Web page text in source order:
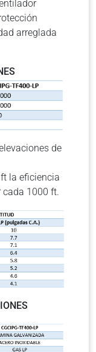
arreglada
de
la eficiencia
cada 1000 ft.